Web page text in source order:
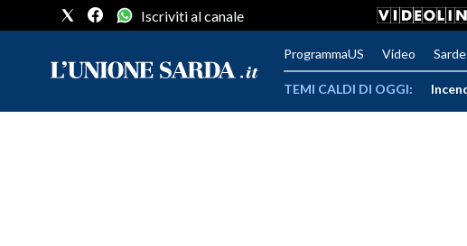
Iscriviti al canale
ProgrammaUS Video
TEMI CALDI DI OGGI: